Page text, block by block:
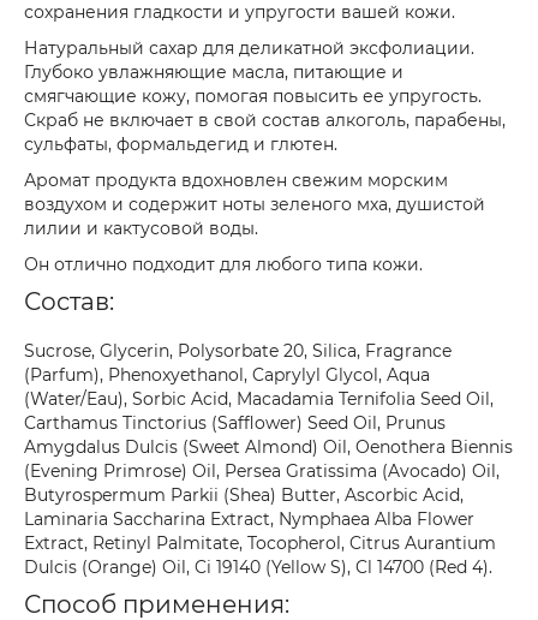
сохранения гладкости и упругости вашей кожи.
Натуральный сахар для деликатной эксфолиации.
Глубоко увлажняющие масла, питающие и
смягчающие кожу, помогая повысить ее упругость.
Скраб не включает в свой состав алкоголь, парабены,
сульфаты, формальдегид и глютен.
Аромат продукта вдохновлен свежим морским
воздухом и содержит ноты зеленого мха, душистой
лилии и кактусовой воды.
Он отлично подходит для любого типа кожи.
Состав:
Sucrose, Glycerin, Polysorbate 20, Silica, Fragrance
(Parfum), Phenoxyethanol, Caprylyl Glycol, Aqua
(Water/Eau), Sorbic Acid, Macadamia Ternifolia Seed Oil,
Carthamus Tinctorius (Safflower) Seed Oil, Prunus
Amygdalus Dulcis (Sweet Almond) Oil, Oenothera Biennis
(Evening Primrose) Oil, Persea Gratissima (Avocado) Oil,
Butyrospermum Parkii (Shea) Butter, Ascorbic Acid,
Laminaria Saccharina Extract, Nymphaea Alba Flower
Extract, Retinyl Palmitate, Tocopherol, Citrus Aurantium
Dulcis (Orange) Oil, Ci 19140 (Yellow S), Cl 14700 (Red 4).
Способ применения: